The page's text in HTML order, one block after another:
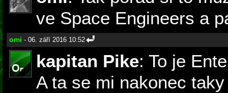
ve Space Engineers a
omi - 06. září 2016 10:52
kapitan Pike: To je
A ta se mi nakonec